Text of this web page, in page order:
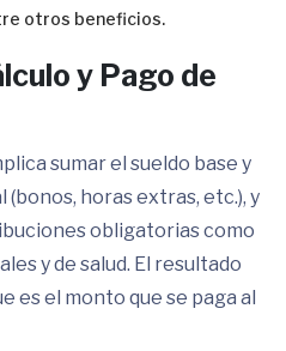
otros beneficios.
y Pago de
sumar el sueldo base y
horas extras, etc.), y
obligatorias como
y de salud. El resultado
es el monto que se paga al